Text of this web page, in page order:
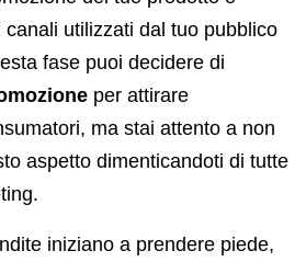
utilizzati dal tuo pubblico
fase puoi decidere di
per attirare
ma stai attento a non
aspetto dimenticandoti di tutte
iniziano a prendere piede,